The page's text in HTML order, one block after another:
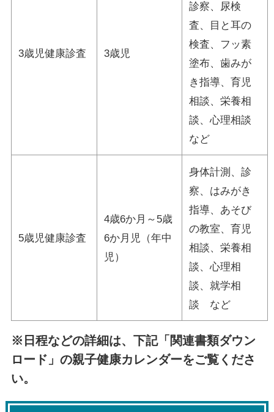
3歳児健康診査 3歳児
診察、尿検
査、目と耳の
検査、フッ素
塗布、歯みが
き指導、育児
相談、栄養相
談、心理相談
など
5歳児健康診査
4歳6か月～5歳
6か月児（年中
児）
身体計測、診
察、はみがき
指導、あそび
の教室、育児
相談、栄養相
談、心理相
談、就学相
談 など
※日程などの詳細は、下記「関連書類ダウン
ロード」の親子健康カレンダーをご覧くださ
い。